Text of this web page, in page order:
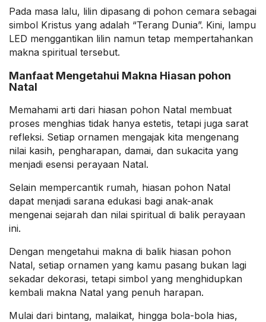
Pada masa lalu, lilin dipasang di pohon cemara sebagai
simbol Kristus yang adalah “Terang Dunia”. Kini, lampu
LED menggantikan lilin namun tetap mempertahankan
makna spiritual tersebut.
Manfaat Mengetahui Makna Hiasan pohon
Natal
Memahami arti dari hiasan pohon Natal membuat
proses menghias tidak hanya estetis, tetapi juga sarat
refleksi. Setiap ornamen mengajak kita mengenang
nilai kasih, pengharapan, damai, dan sukacita yang
menjadi esensi perayaan Natal.
Selain mempercantik rumah, hiasan pohon Natal
dapat menjadi sarana edukasi bagi anak-anak
mengenai sejarah dan nilai spiritual di balik perayaan
ini.
Dengan mengetahui makna di balik hiasan pohon
Natal, setiap ornamen yang kamu pasang bukan lagi
sekadar dekorasi, tetapi simbol yang menghidupkan
kembali makna Natal yang penuh harapan.
Mulai dari bintang, malaikat, hingga bola-bola hias,